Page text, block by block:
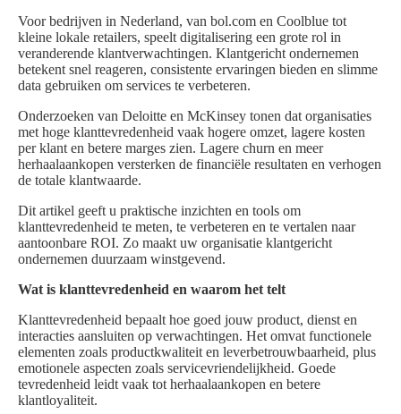
Voor bedrijven in Nederland, van bol.com en Coolblue tot
kleine lokale retailers, speelt digitalisering een grote rol in
veranderende klantverwachtingen. Klantgericht ondernemen
betekent snel reageren, consistente ervaringen bieden en slimme
data gebruiken om services te verbeteren.
Onderzoeken van Deloitte en McKinsey tonen dat organisaties
met hoge klanttevredenheid vaak hogere omzet, lagere kosten
per klant en betere marges zien. Lagere churn en meer
herhaalaankopen versterken de financiële resultaten en verhogen
de totale klantwaarde.
Dit artikel geeft u praktische inzichten en tools om
klanttevredenheid te meten, te verbeteren en te vertalen naar
aantoonbare ROI. Zo maakt uw organisatie klantgericht
ondernemen duurzaam winstgevend.
Wat is klanttevredenheid en waarom het telt
Klanttevredenheid bepaalt hoe goed jouw product, dienst en
interacties aansluiten op verwachtingen. Het omvat functionele
elementen zoals productkwaliteit en leverbetrouwbaarheid, plus
emotionele aspecten zoals servicevriendelijkheid. Goede
tevredenheid leidt vaak tot herhaalaankopen en betere
klantloyaliteit.